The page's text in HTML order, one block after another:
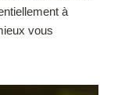
à
vous